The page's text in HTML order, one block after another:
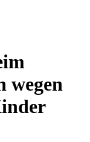
wegen